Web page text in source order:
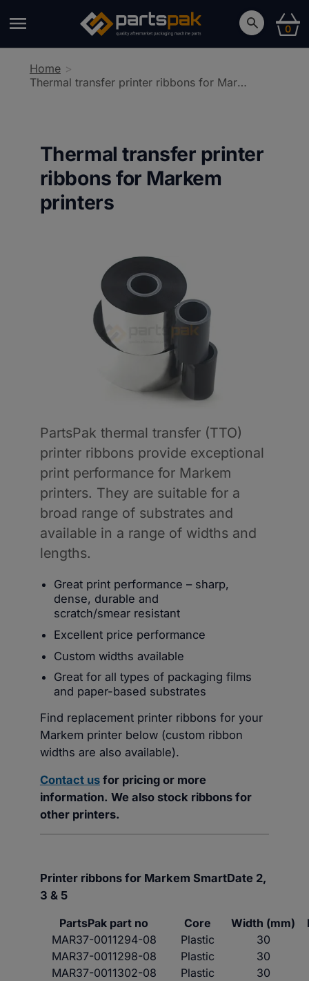
0
Home
Thermal transfer printer ribbons for Markem printers
Thermal transfer printer
ribbons for Markem
printers
PartsPak thermal transfer (TTO)
printer ribbons provide exceptional
print performance for Markem
printers. They are suitable for a
broad range of substrates and
available in a range of widths and
lengths.
Great print performance – sharp,
dense, durable and
scratch/smear resistant
Excellent price performance
Custom widths available
Great for all types of packaging films
and paper-based substrates
Find replacement printer ribbons for your
Markem printer below (custom ribbon
widths are also available).
Contact usfor pricing or more
information. We also stock ribbons for
other printers.
Printer ribbons for Markem SmartDate 2,
3 & 5
PartsPak part no
Core Width (mm)
MAR37-0011294-08
Plastic
30
MAR37-0011298-08
Plastic
30
MAR37-0011302-08
Plastic
30